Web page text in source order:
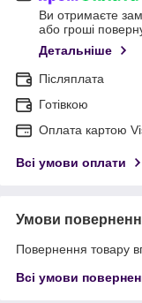
Ви отримаєте
або гроші
Детальніше
Післяплата
Готівкою
Оплата картою
Всі умови оплати
Умови
Повернення товару
Всі умови